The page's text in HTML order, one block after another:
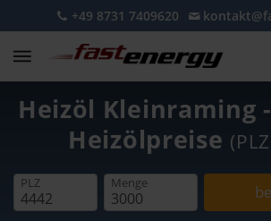
+49 8731 7409620
Heizöl Kleinraming
Heizölpreise
PLZ Menge